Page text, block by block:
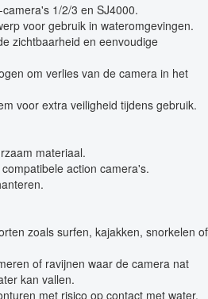
1/2/3 en SJ4000.
voor gebruik in wateromgevingen.
zichtbaarheid en eenvoudige
om verlies van de camera in het
voor extra veiligheid tijdens gebruik.
materiaal.
action camera's.
zoals surfen, kajakken, snorkelen of
of ravijnen waar de camera nat
kan vallen.
met risico op contact met water.